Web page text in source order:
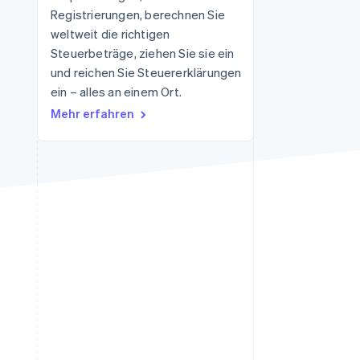
Stripe-Sessions 2026
Erfahren Sie, wie Stripe
Lösungen für die
Wirtschaftsinfrastruktur
Registrierungen, berechnen Sie
weltweit die richtigen
Steuerbeträge, ziehen Sie sie ein
und reichen Sie Steuererklärungen
ein – alles an einem Ort.
Mehr erfahren